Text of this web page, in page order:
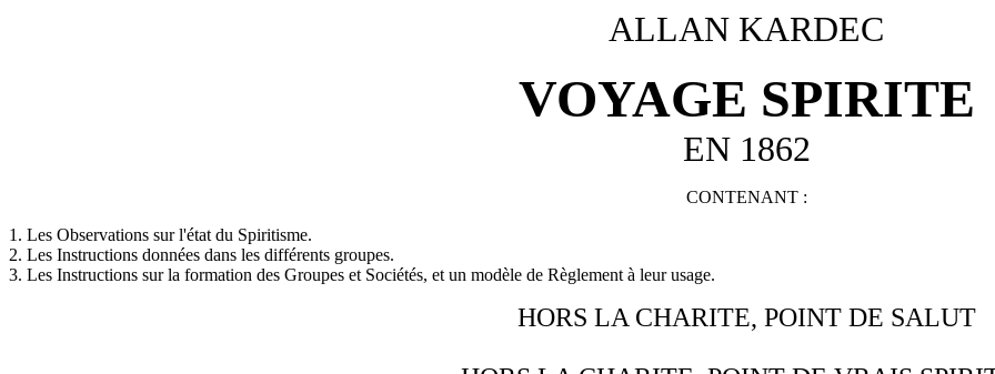
ALLAN KARDEC
VOYAGE SPIRITE
EN 1862
CONTENANT :
1. Les Observations sur l'état du Spiritisme.
2. Les Instructions données dans les différents groupes.
3. Les Instructions sur la formation des Groupes et Sociétés, et un modèle de Règlement à leur usage.
HORS LA CHARITE, POINT DE SALUT